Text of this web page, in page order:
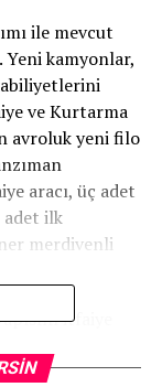
ile mevcut
kamyonlar,
ve Kurtarma
avroluk yeni filo
aracı, üç adet
adet ilk
merdivenli
itfaiye
itfaiye araç